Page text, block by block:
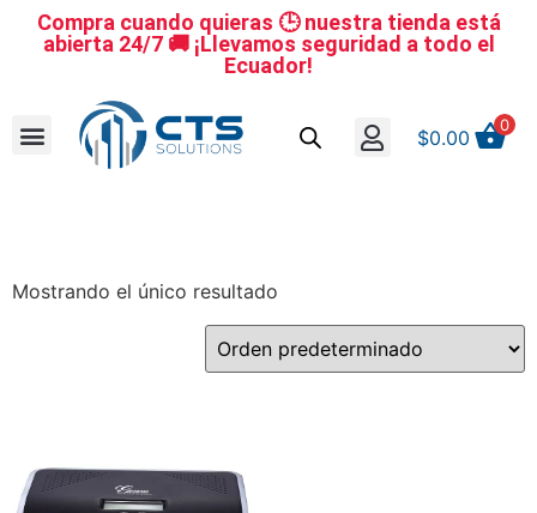
Compra cuando quieras 🕒 nuestra tienda está
abierta 24/7 🚚 ¡Llevamos seguridad a todo el
Ecuador!
$0.00
0
Mostrando el único resultado